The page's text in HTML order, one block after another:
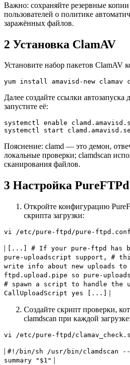
Важно: сохраняйте резервные
пользователей о политике
заражённых файлов.
2 Установка ClamAV
Установите набор пакетов ClamAV
yum install amavisd-new clamav
Далее создайте ссылки
запустите её:
systemctl enable
systemctl start
Пояснение: clamd — это демон,
локальные проверки; clamdscan
сканирования файлов.
3 Настройка PureFTPd
Откройте конфигурацию
скрипта загрузки:
vi /etc/pure-ftpd/pure-ftpd.conf
|
[...] # If your pure-ftpd has
pure-uploadscript support, #
write info about new uploads
ftpd.upload.pipe so pure-
# spawn a script to handle the
CallUploadScript yes [...]
|
Создайте скрипт проверки,
clamdscan при каждой загрузке:
vi /etc/pure-ftpd/
| #!/bin/sh /usr/bin/clamdscan
summary "$1" |